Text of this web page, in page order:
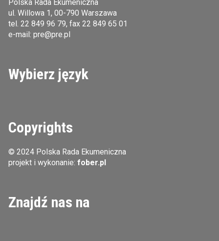
Polska Rada Ekumeniczna
ul. Willowa 1, 00-790 Warszawa
tel. 22 849 96 79, fax 22 849 65 01
e-mail: pre@pre.pl
Wybierz język
Copyrights
© 2024 Polska Rada Ekumeniczna
projekt i wykonanie: fober.pl
Znajdź nas na